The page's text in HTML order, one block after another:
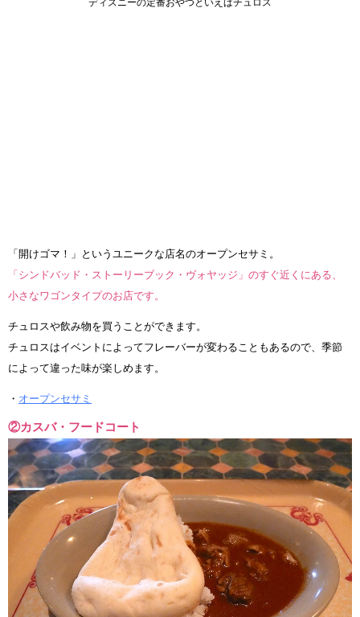
「開けゴマ！」というユニークな店名のオープンセサミ。
「シンドバッド・ストーリーブック・ヴォヤッジ」のすぐ近くにある、
小さなワゴンタイプのお店です。
チュロスや飲み物を買うことができます。
チュロスはイベントによってフレーバーが変わることもあるので、季節
によって違った味が楽しめます。
・ オープンセサミ
②カスバ・フードコート